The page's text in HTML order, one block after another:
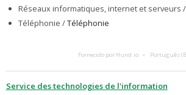
Réseaux informatiques, internet et serveurs /
Téléphonie /Téléphonie
Fornecido por Hund.io Português
Service des technologies de l'information